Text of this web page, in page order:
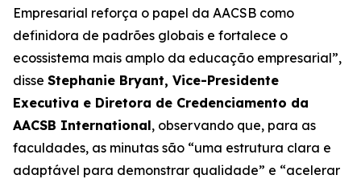
Empresarial reforça o papel da AACSB como
definidora de padrões globais e fortalece o
ecossistema mais amplo da educação empresarial”,
disse Stephanie Bryant, Vice-Presidente
Executiva e Diretora de Credenciamento da
AACSB International, observando que, para as
faculdades, as minutas são “uma estrutura clara e
adaptável para demonstrar qualidade” e “acelerar